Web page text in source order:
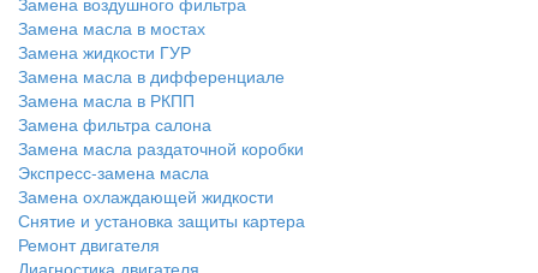
Замена масла в мостах
Замена жидкости ГУР
Замена масла в дифференциале
Замена масла в РКПП
Замена фильтра салона
Замена масла раздаточной коробки
Экспресс-замена масла
Замена охлаждающей жидкости
Снятие и установка защиты картера
Ремонт двигателя